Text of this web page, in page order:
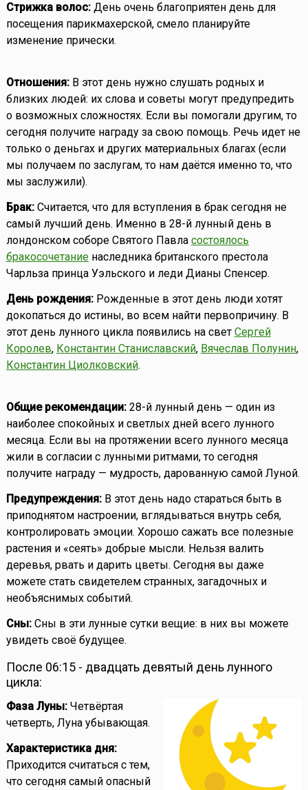
Стрижка волос:День очень благоприятен день для
посещения парикмахерской, смело планируйте
изменение прически.
Отношения:В этот день нужно слушать родных и
близких людей: их слова и советы могут предупредить
о возможных сложностях. Если вы помогали другим, то
сегодня получите награду за свою помощь. Речь идет не
только о деньгах и других материальных благах (если
мы получаем по заслугам, то нам даётся именно то, что
мы заслужили).
Брак:Считается, что для вступления в брак сегодня не
самый лучший день. Именно в 28-й лунный день в
лондонском соборе Святого Павла состоялось
бракосочетаниенаследника британского престола
Чарльза принца Уэльского и леди Дианы Спенсер.
День рождения:Рожденные в этот день люди хотят
докопаться до истины, во всем найти первопричину. В
этот день лунного цикла появились на свет Сергей
Королев, Константин Станиславский, Вячеслав Полунин,
Константин Циолковский.
Общие рекомендации:28-й лунный день — один из
наиболее спокойных и светлых дней всего лунного
месяца. Если вы на протяжении всего лунного месяца
жили в согласии с лунными ритмами, то сегодня
получите награду — мудрость, дарованную самой Луной.
Предупреждения:В этот день надо стараться быть в
приподнятом настроении, вглядываться внутрь себя,
контролировать эмоции. Хорошо сажать все полезные
растения и «сеять» добрые мысли. Нельзя валить
деревья, рвать и дарить цветы. Сегодня вы даже
можете стать свидетелем странных, загадочных и
необъяснимых событий.
Сны:Сны в эти лунные сутки вещие: в них вы можете
увидеть своё будущее.
После 06:15 - двадцать девятый день лунного
цикла:
Фаза Луны:Четвёртая
четверть, Луна убывающая.
Характеристика дня:
Приходится считаться с тем,
что сегодня самый опасный